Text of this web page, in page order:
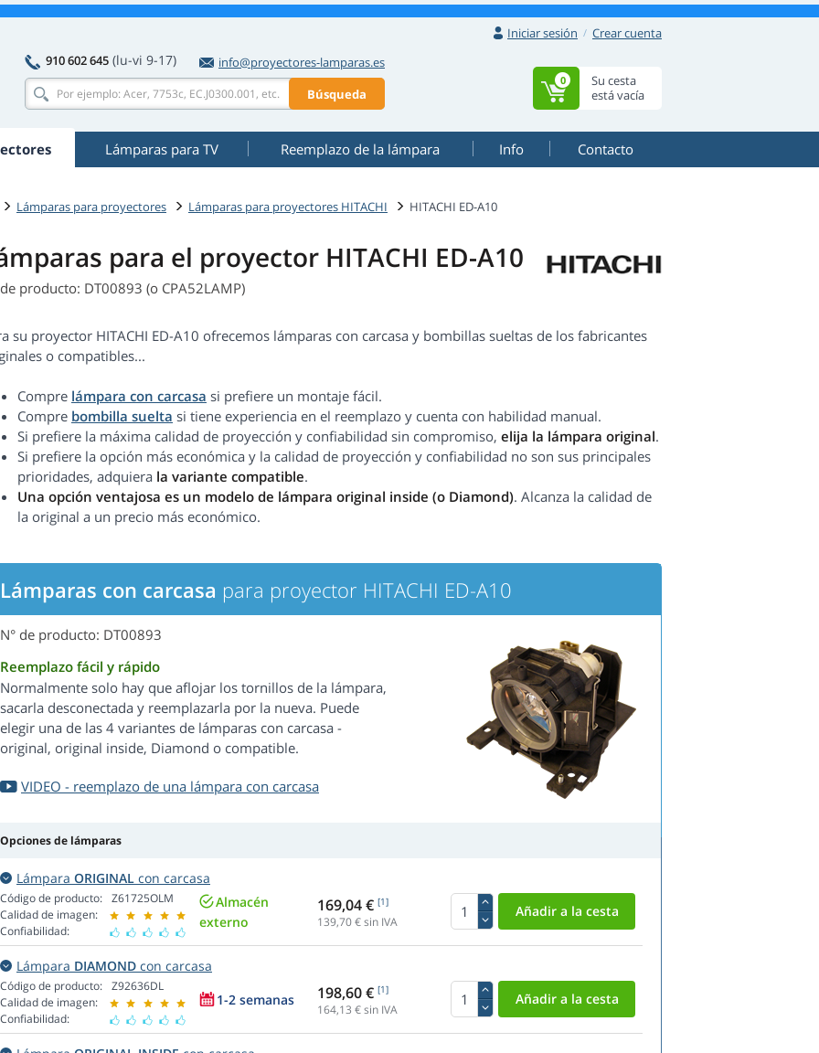
Iniciar sesión
Crear cuenta
910 602 645 (lu-vi 9-17)
info@proyectores-lamparas.es
Búsqueda
Su cesta
está vacía
0
Lámparas para TV Reemplazo de la lámpara Info Contacto
Lámparas para proyectores Lámparas para proyectores HITACHI HITACHI ED-A10
para el proyector HITACHI ED-A10
producto: DT00893 (o CPA52LAMP)
su proyector HITACHI ED-A10 ofrecemos lámparas con carcasa y bombillas sueltas de los fabricantes
o compatibles...
Compre lámpara con carcasa si prefiere un montaje fácil.
Compre bombilla suelta si tiene experiencia en el reemplazo y cuenta con habilidad manual.
Si prefiere la máxima calidad de proyección y confiabilidad sin compromiso, elija la lámpara original.
Si prefiere la opción más económica y la calidad de proyección y confiabilidad no son sus principales
prioridades, adquiera la variante compatible.
Una opción ventajosa es un modelo de lámpara original inside (o Diamond). Alcanza la calidad de
la original a un precio más económico.
Lámparas con carcasa para proyector HITACHI ED-A10
N° de producto: DT00893
Reemplazo fácil y rápido
Normalmente solo hay que aflojar los tornillos de la lámpara,
sacarla desconectada y reemplazarla por la nueva. Puede
elegir una de las 4 variantes de lámparas con carcasa -
original, original inside, Diamond o compatible.
VIDEO - reemplazo de una lámpara con carcasa
Opciones de lámparas
Lámpara ORIGINAL con carcasa
Código de producto:
Calidad de imagen:
Confiabilidad:
Z61725OLM
Almacén
externo
169,04 € [1]
139,70€ sin IVA
Lámpara DIAMOND con carcasa
Código de producto:
Calidad de imagen:
Confiabilidad:
Z92636DL
1-2 semanas 198,60 € [1]
164,13 € sin IVA